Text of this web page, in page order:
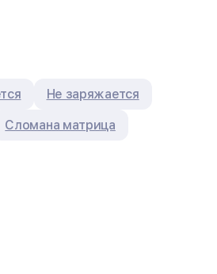
Не заряжается
Сломана матрица